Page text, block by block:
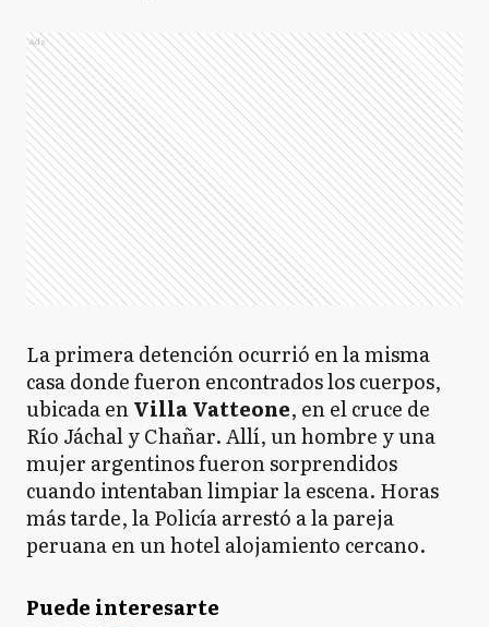
Ads
La primera detención ocurrió en la misma
casa donde fueron encontrados los cuerpos,
ubicada enVilla Vatteone, en el cruce de
Río Jáchal y Chañar. Allí, un hombre y una
mujer argentinos fueron sorprendidos
cuando intentaban limpiar la escena. Horas
más tarde, la Policía arrestó a la pareja
peruana en un hotel alojamiento cercano.
Puede interesarte